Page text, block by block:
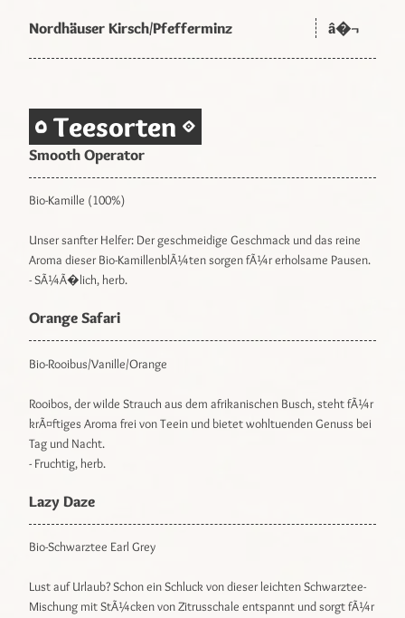
Nordhäuser Kirsch/Pfefferminz â�¬
Teesorten
Smooth Operator
Bio-Kamille (100%)
Unser sanfter Helfer: Der geschmeidige Geschmack und das reine
Aroma dieser Bio-KamillenblÃ¼ten sorgen fÃ¼r erholsame Pausen.
- SÃ¼Ã�lich, herb.
Orange Safari
Bio-Rooibus/Vanille/Orange
Rooibos, der wilde Strauch aus dem afrikanischen Busch, steht fÃ¼r
krÃ¤ftiges Aroma frei von Teein und bietet wohltuenden Genuss bei
Tag und Nacht.
- Fruchtig, herb.
Lazy Daze
Bio-Schwarztee Earl Grey
Lust auf Urlaub? Schon ein Schluck von dieser leichten Schwarztee-
Mischung mit StÃ¼cken von Zitrusschale entspannt und sorgt fÃ¼r